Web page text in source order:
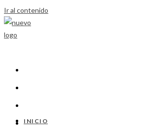
Ir al contenido
INICIO